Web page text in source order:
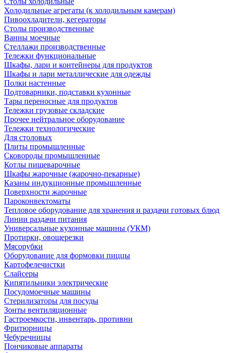
Холодильные агрегаты (к холодильным камерам)
Пивоохладители, кегераторы
Столы производственные
Ванны моечные
Стеллажи производственные
Тележки функциональные
Шкафы, лари и контейнеры для продуктов
Шкафы и лари металлические для одежды
Полки настенные
Подтоварники, подставки кухонные
Тары переносные для продуктов
Тележки грузовые складские
Прочее нейтральное оборудование
Тележки технологические
Для столовых
Плиты промышленные
Сковороды промышленные
Котлы пищеварочные
Шкафы жарочные (жарочно-пекарные)
Казаны индукционные промышленные
Поверхности жарочные
Пароконвектоматы
Тепловое оборудование для хранения и раздачи готовых блюд
Линии раздачи питания
Универсальные кухонные машины (УКМ)
Протирки, овощерезки
Мясорубки
Оборудование для формовки пиццы
Картофелечистки
Слайсеры
Кипятильники электрические
Посудомоечные машины
Стерилизаторы для посуды
Зонты вентиляционные
Гастроемкости, инвентарь, противни
Фритюрницы
Чебуречницы
Пончиковые аппараты